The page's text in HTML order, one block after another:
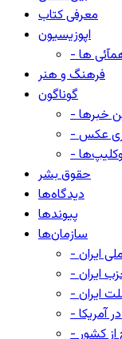
معرفی کتاب
اپوزیسیون
ها
فرهنگ و هنر
گوناگون
خبرها
عکس
حقوق بشر
دیدگاه‌ها
پیوندها
سازمان‌ها
ایران
ایران
ایران
آمریکا
از کشور